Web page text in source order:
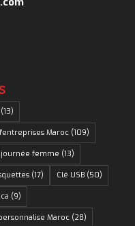
(13)
Maroc(109)
journée femme (13)
(17) Clé USB(50)
(9)
Maroc(28)